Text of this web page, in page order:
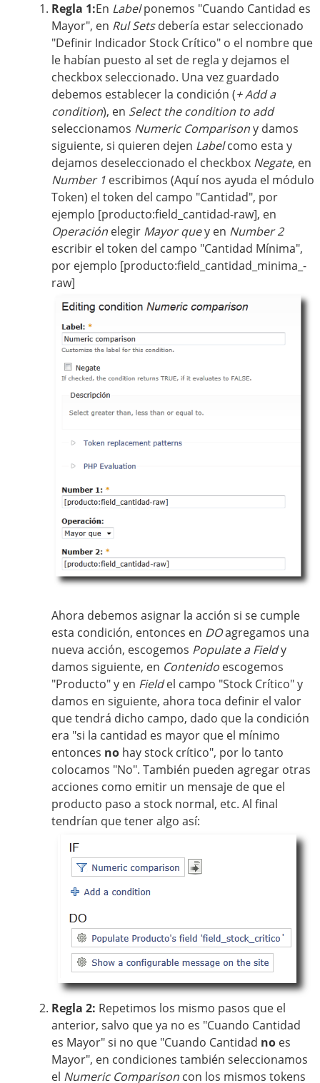
Regla 1:En Labelponemos "Cuando Cantidad es
Mayor", en Rul Setsdebería estar seleccionado
"Definir Indicador Stock Crítico" o el nombre que
le habían puesto al set de regla y dejamos el
checkbox seleccionado. Una vez guardado
debemos establecer la condición (+ Add a
condition), en Select the condition to add
seleccionamos Numeric Comparisony damos
siguiente, si quieren dejen Labelcomo esta y
dejamos deseleccionado el checkbox Negate, en
Number 1 escribimos (Aquí nos ayuda el módulo
Token) el token del campo "Cantidad", por
ejemplo [producto:field_cantidad-raw], en
Operación elegir Mayor quey en Number 2
escribir el token del campo "Cantidad Mínima",
por ejemplo [producto:field_cantidad_minima_-
raw]
Ahora debemos asignar la acción si se cumple
esta condición, entonces en DOagregamos una
nueva acción, escogemos Populate a Fieldy
damos siguiente, en Contenido escogemos
"Producto" y en Fieldel campo "Stock Crítico" y
damos en siguiente, ahora toca definir el valor
que tendrá dicho campo, dado que la condición
era "si la cantidad es mayor que el mínimo
entonces no hay stock crítico", por lo tanto
colocamos "No". También pueden agregar otras
acciones como emitir un mensaje de que el
producto paso a stock normal, etc. Al final
tendrían que tener algo así:
Regla 2: Repetimos los mismo pasos que el
anterior, salvo que ya no es "Cuando Cantidad
es Mayor" si no que "Cuando Cantidad no es
Mayor", en condiciones también seleccionamos
el Numeric Comparison con los mismos tokens